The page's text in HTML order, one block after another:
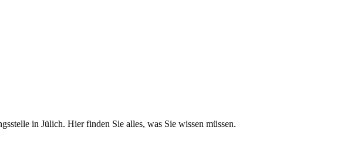
in Jülich. Hier finden Sie alles, was Sie wissen müssen.